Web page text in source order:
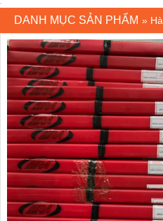
DANH MỤC SẢN PHẨM »